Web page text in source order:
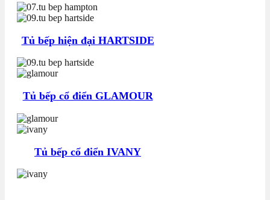
Tủ bếp hiện đại HARTSIDE
Tủ bếp cổ điển GLAMOUR
Tủ bếp cổ điển IVANY